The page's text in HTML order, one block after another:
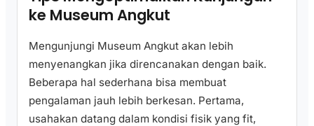
ke Museum Angkut
Mengunjungi Museum Angkut akan lebih
menyenangkan jika direncanakan dengan baik.
Beberapa hal sederhana bisa membuat
pengalaman jauh lebih berkesan. Pertama,
usahakan datang dalam kondisi fisik yang fit,